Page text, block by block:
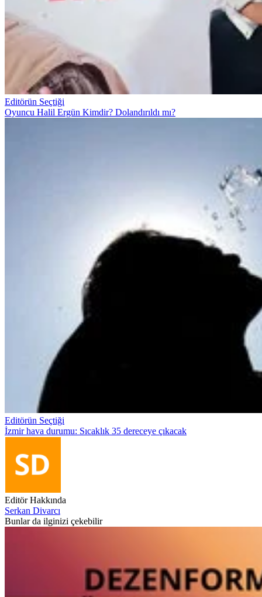
Editörün Seçtiği
Oyuncu Halil Ergün Kimdir? Dolandırıldı mı?
Editörün Seçtiği
İzmir hava durumu: Sıcaklık 35 dereceye çıkacak
Editör Hakkında
Serkan Divarcı
Bunlar da ilginizi çekebilir